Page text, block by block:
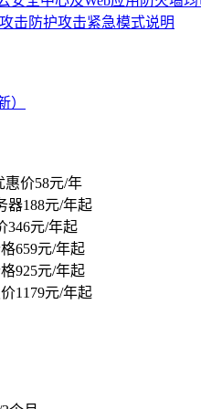
击防护攻击紧急模式说明
）
惠价58元/年
器188元/年起
346元/年起
659元/年起
925元/年起
1179元/年起